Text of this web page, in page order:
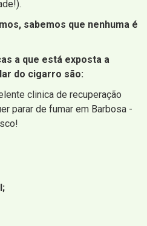
sabemos que nenhuma é
a que está exposta a
do cigarro são:
clinica de recuperação
parar de fumar em Barbosa -